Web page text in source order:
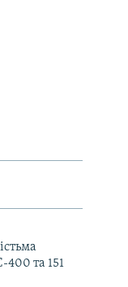
та 151